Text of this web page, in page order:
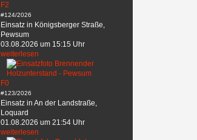
F2
#124/2026
Einsatz in Königsberger Straße,
Pewsum
03.08.2026 um 15:15 Uhr
weiterlesen
F0
#123/2026
Einsatz in An der Landstraße,
Loquard
01.08.2026 um 21:54 Uhr
weiterlesen